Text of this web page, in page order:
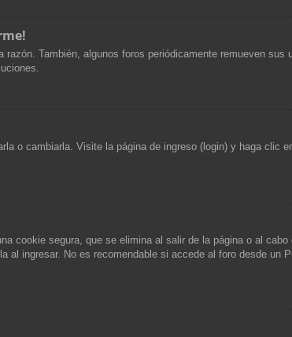
También, algunos foros periódicamente remueven
o cambiarla. Visite la página de ingreso (login) y haga clic
cookie segura, que se elimina al salir de la página o al
al ingresar. No es recomendable si accede al foro desde